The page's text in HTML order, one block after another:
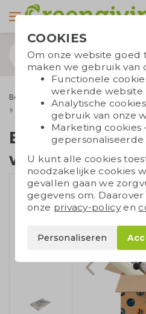
Bespaarproducten
Bespaarbox gas en water
Bespaarbox
water
COOKIES
Om onze website goed
maken we gebruik van
Functionele
werkende website
Analytische
gebruik van onze
Marketing cookies
U kunt alle cookies
noodzakelijke cookies
gevallen gaan we
gegevens om.
onze privacy-policyen
Personaliseren